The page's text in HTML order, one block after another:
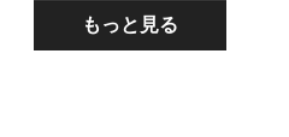
もっと見る